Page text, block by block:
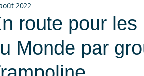
Presse
route pour
Monde par
2022